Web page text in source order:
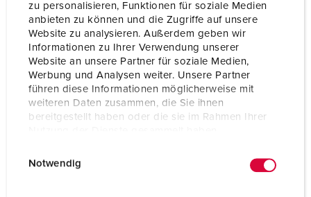
zu personalisieren, Funktionen für soziale Medien
anbieten zu können und die Zugriffe auf unsere
Website zu analysieren. Außerdem geben wir
Informationen zu Ihrer Verwendung unserer
Website an unsere Partner für soziale Medien,
Werbung und Analysen weiter. Unsere Partner
führen diese Informationen möglicherweise mit
weiteren Daten zusammen, die Sie ihnen
bereitgestellt haben oder die sie im Rahmen Ihrer
Notwendig
Contacten
hittebestendig binnenwerk
vernikkelde contacten
Beschermingsgraad IP67
Gewicht 1400 g
Certificeringen EAC